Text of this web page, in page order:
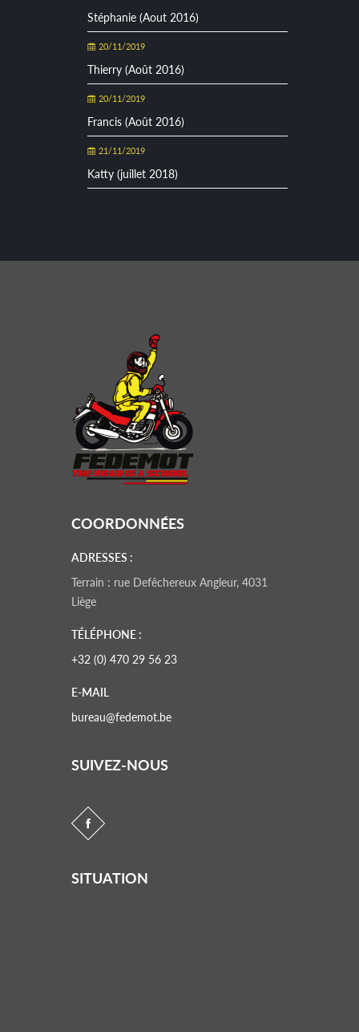
Stéphanie (Aout 2016)
20/11/2019
Thierry (Août 2016)
20/11/2019
Francis (Août 2016)
21/11/2019
Katty (juillet 2018)
COORDONNÉES
ADRESSES :
Terrain : rue Defêchereux Angleur, 4031
Liège
TÉLÉPHONE :
+32 (0) 470 29 56 23
E-MAIL
bureau@fedemot.be
SUIVEZ-NOUS
SITUATION